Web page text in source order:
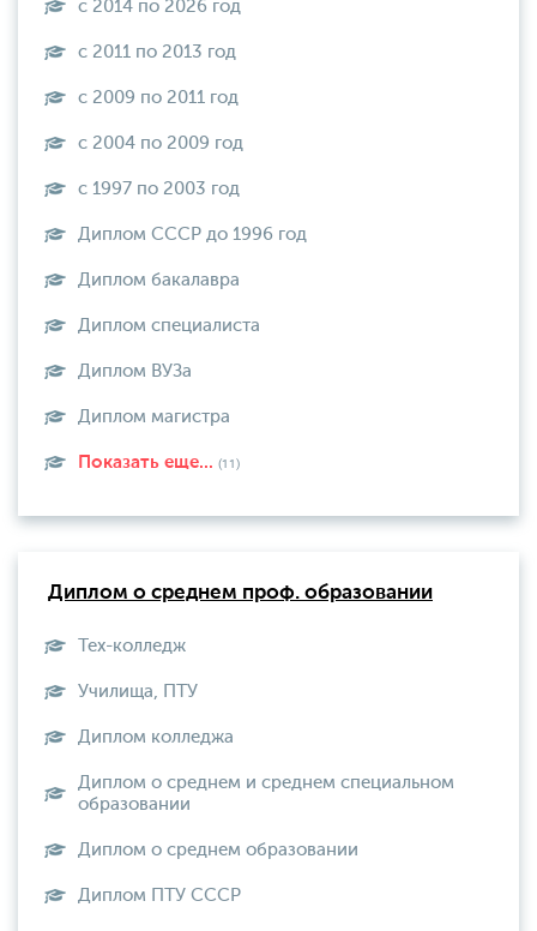
с 2014 по 2026 год
с 2011 по 2013 год
с 2009 по 2011 год
с 2004 по 2009 год
с 1997 по 2003 год
Диплом СССР до 1996 год
Диплом бакалавра
Диплом специалиста
Диплом ВУЗа
Диплом магистра
Показать еще... (11)
Диплом о среднем проф. образовании
Тех-колледж
Училища, ПТУ
Диплом колледжа
Диплом о среднем и среднем специальном
образовании
Диплом о среднем образовании
Диплом ПТУ СССР